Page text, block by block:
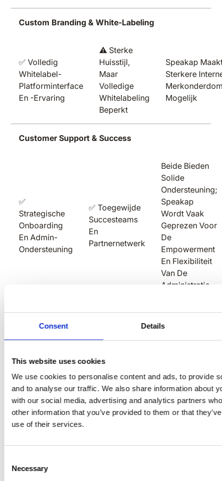
Consent Details
This website uses cookies
We use cookies to personalise content and ads, to provide
and to analyse our traffic. We also share information about
with our social media, advertising and analytics partners
other information that you’ve provided to them or that
use of their services.
Selection
Necessary
Custom Branding & White-Labeling
✅ Volledig
Whitelabel-
Platforminterface
En -ervaring
⚠️ Sterke
Huisstijl,
Maar
Volledige
Whitelabeling
Beperkt
Speakap
Sterkere
Mogelijk
Customer Support & Success
✅
Strategische
Onboarding
En Admin-
Ondersteuning
✅ Toegewijde
Succesteams
En
Partnernetwerk
Beide Bieden
Solide
Ondersteuning;
Speakap
Wordt Vaak
Geprezen Voor
De
Empowerment
En Flexibiliteit
Van De
Administratie
Prijsvergelijking:
Speakap-prijzen en -pakketten